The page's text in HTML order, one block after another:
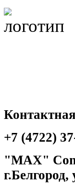
+7 (4722)
"MAX"